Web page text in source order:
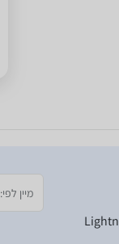
מיין לפי: